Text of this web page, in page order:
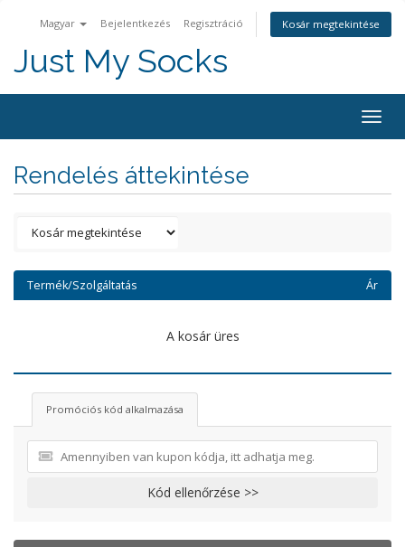
Magyar Bejelentkezés Regisztráció Kosár megtekintése
Just My Socks
Rendelés áttekintése
Termék/Szolgáltatás Ár
A kosár üres
Promóciós kód alkalmazása
Kód ellenőrzése >>